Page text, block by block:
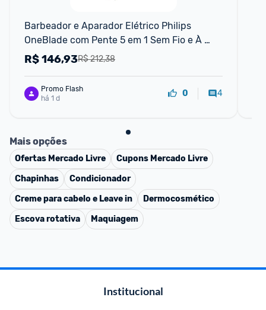
Barbeador e Aparador Elétrico Philips
OneBlade com Pente 5 em 1 Sem Fio e À
Prova D'Água - QP142510
R$ 212,38
R$146,93
Promo Flash
há 1 d
0 4
Mais opções
Ofertas Mercado Livre Cupons Mercado Livre
Chapinhas
Condicionador
Creme para cabelo e Leave in
Dermocosmético
Escova rotativa
Maquiagem
Institucional